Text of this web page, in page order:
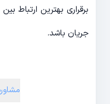
برقراری بهترین ارتباط
جریان باشد.